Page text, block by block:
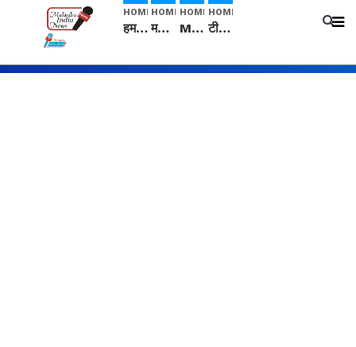
HOME
हम सनातनी..." सांसद kangana Ranaut से क्या बोली लड़की? Viral Jantar-Mantar | CJP protest
HOME
मनीषा हत्याकांड: हत्या, आत्महत्या या कोई बड़ा राज? | Full Story | Josh Haryana
HOME
Mangalsutra: हिंदू धर्म में शादी के बाद मंगलसूत्र क्यों पहनती है महिलाएं, किसने शुरु की ये परंपरा
HOME
टीम बीकेई ने एग्रीकल्चर ग्रेड की यूरिया खाद गट्टों में बदलकर टेक्निकल ग्रेड में बेचने वालों पर करवाई कार्रवाई: लखविंदर सिंह औलख